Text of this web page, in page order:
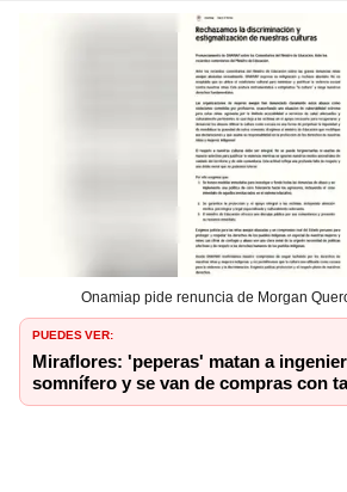
Onamiap pide renuncia de Morgan
PUEDES VER:
Miraflores: 'peperas' matan a
somnífero y se van de compras con